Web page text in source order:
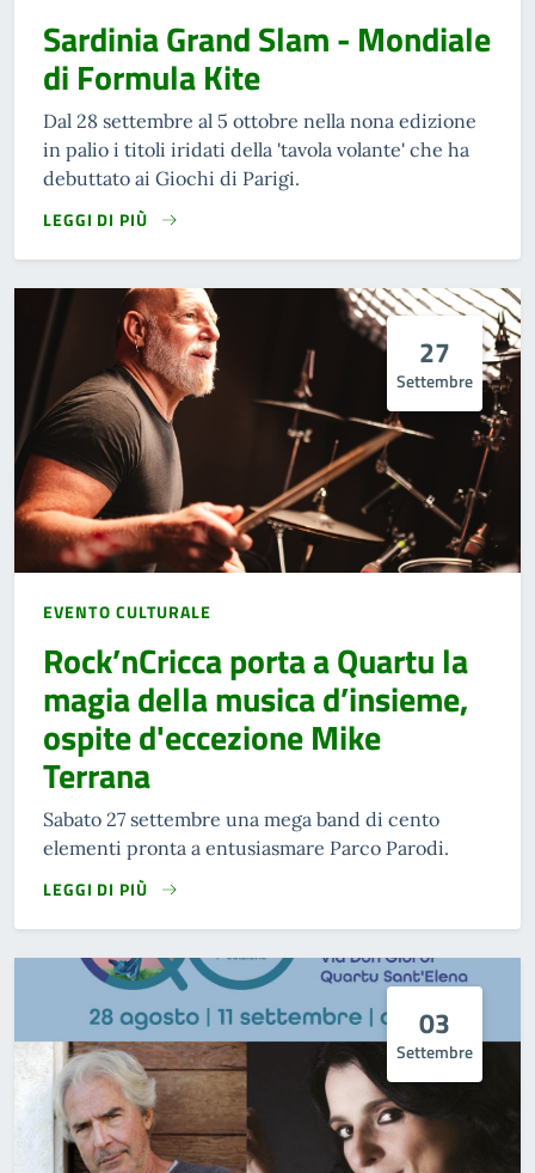
Sardinia Grand Slam - Mondiale
di Formula Kite
Dal 28 settembre al 5 ottobre nella nona edizione
in palio i titoli iridati della 'tavola volante' che ha
debuttato ai Giochi di Parigi.
LEGGI DI PIÙ
27
Settembre
EVENTO CULTURALE
Rock’nCricca porta a Quartu la
magia della musica d’insieme,
ospite d'eccezione Mike
Terrana
Sabato 27 settembre una mega band di cento
elementi pronta a entusiasmare Parco Parodi.
LEGGI DI PIÙ
03
Settembre